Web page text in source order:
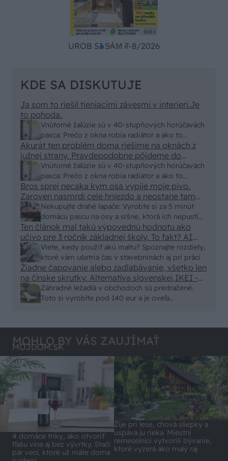
UROB SI SÁM 7-8/2026
KDE SA DISKUTUJE
Vnútorné žalúzie sú v 40-stupňových horúčavách
pasca: Prečo z okna robia radiátor a ako to
vyriešiť za pár eur?
Ja som to riešil tieniacimi závesmi v interieri.Je
to pohoda.
Vnútorné žalúzie sú v 40-stupňových horúčavách
pasca: Prečo z okna robia radiátor a ako to
vyriešiť za pár eur?
Akurát ten problém doma riešime na oknách z
južnej strany. Pravdepodobne pôjdeme do
vonkajšieho tienenia na spôsob markízy
250x150cm. Čínsky predajcovia idú okolo 100
eur kus.
Nekupujte drahé lapače: Vyrobte si za 5 minút
domácu pascu na osy a sršne, ktorá ich nepustí
von
Bros sprej necaka kym osa vypije moje pivo.
Zaroven nasmrdi cele hniezdo a neostane tam
nic zive. Vasa pasca naucinke moc efektivne.
Skor pritiahne slimaky
Viete, kedy použiť akú maltu? Spoznajte rozdiely,
ktoré vám ušetria čas v stavebninách aj pri práci
Ten článok mal takú výpovednú hodnotu ako
učivo pre 3 ročník základnej školy. To fakt? AI
alebo nejaka kniha z VŠ? Dnešné rychlotvrdnuce
malty - pevnosť 40 Mpa a doba schnutia tak 15
minut , k tomu vodotesné s kryštálikou. A rozdiel
- schnutie a zretie. Nič?
Záhradné ležadlá v obchodoch sú predražené.
Toto si vyrobíte pod 140 eur a je oveľa
Žiadne čapovanie alebo zadlabávanie, všetko len
na čínske skrutky. Alternatíva slovenskej IKEI -
čo sa týka pevnosti. Autor si nedal veľa námahy s
remeselným spracovaním, škoda. No lepšie než
MOHLO BY VÁS ZAUJÍMAŤ
MÔJDOM.SK
4 domáce triky, ako otvoriť
fľašu vína aj bez vývrtky. Stačí
pár vecí, ktoré už máte doma
Žije pri lese, chová sliepky a
uspáva ju rieka. Miestni
remeselníci vytvorili bývanie,
ktoré vyzerá ako malý raj